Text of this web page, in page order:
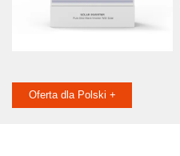
Oferta dla Polski +